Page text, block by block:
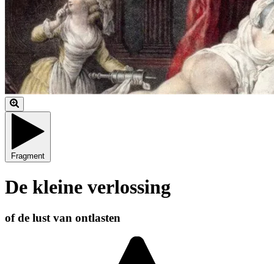
Fragment
De kleine verlossing
of de lust van ontlasten